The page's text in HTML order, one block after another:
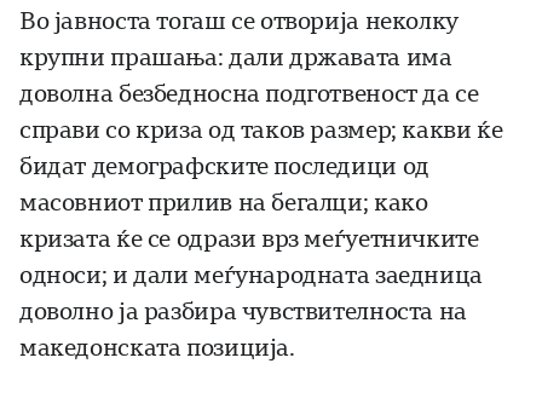
Во јавноста тогаш се отворија неколку
крупни прашања: дали државата има
доволна безбедносна подготвеност да се
справи со криза од таков размер; какви ќе
бидат демографските последици од
масовниот прилив на бегалци; како
кризата ќе се одрази врз меѓуетничките
односи; и дали меѓународната заедница
доволно ја разбира чувствителноста на
македонската позиција.